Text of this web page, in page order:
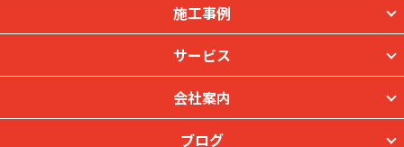
施工事例
サービス
会社案内
ブログ